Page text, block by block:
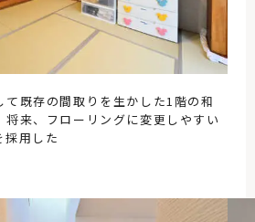
既存の間取りを生かした1階の和
将来、フローリングに変更しやすい
採用した